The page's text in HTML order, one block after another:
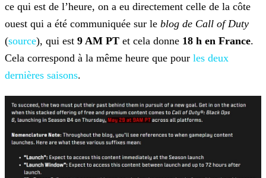
ce qui est de l’heure, on a eu directement celle de la côte
ouest qui a été communiquée sur le blog de Call of Duty
(source), qui est 9 AM PT et cela donne 18 h en France.
Cela correspond à la même heure que pour les deux
dernières saisons.